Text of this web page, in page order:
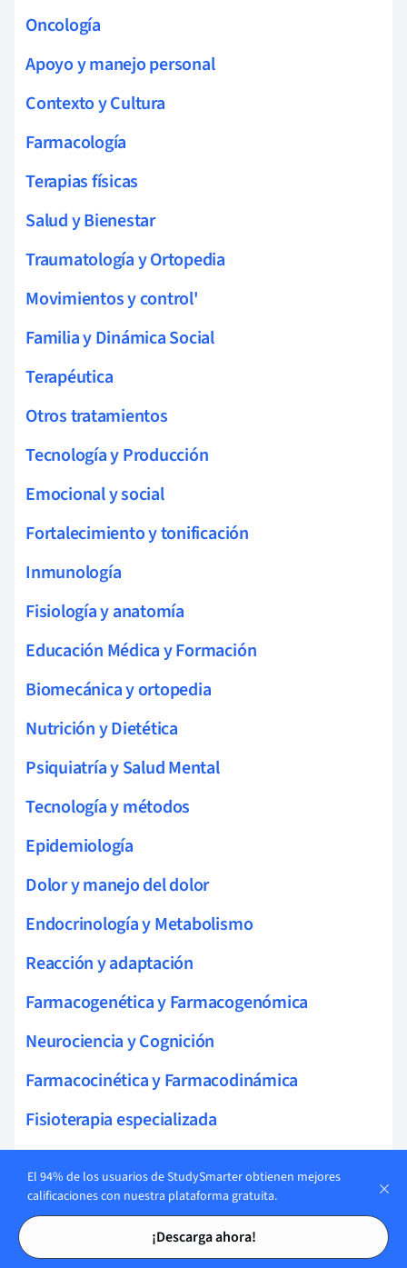
Tarjetas de estudio
Tarjetas de estudio
Oncología
Apoyo y manejo personal
Contexto y Cultura
Farmacología
Terapias físicas
Salud y Bienestar
Traumatología y Ortopedia
Movimientos y control'
Familia y Dinámica Social
Terapéutica
Otros tratamientos
Tecnología y Producción
Emocional y social
Fortalecimiento y tonificación
Inmunología
Fisiología y anatomía
Educación Médica y Formación
Biomecánica y ortopedia
Nutrición y Dietética
Psiquiatría y Salud Mental
Tecnología y métodos
Epidemiología
Dolor y manejo del dolor
Endocrinología y Metabolismo
Reacción y adaptación
Farmacogenética y Farmacogenómica
Neurociencia y Cognición
Farmacocinética y Farmacodinámica
Fisioterapia especializada
Microbiología y Enfermedades Infecciosas
Patologías
Química Farmacéutica
El 94% de los usuarios de StudySmarter obtienen mejores
calificaciones con nuestra plataforma gratuita.
¡Descarga ahora!